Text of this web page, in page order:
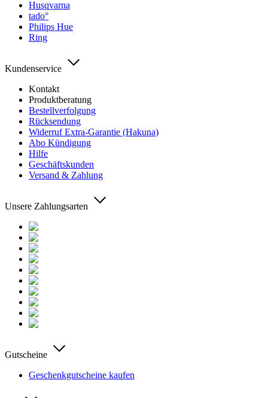
Husqvarna
tado°
Philips Hue
Ring
Kundenservice
Kontakt
Produktberatung
Bestellverfolgung
Rücksendung
Widerruf Extra-Garantie (Hakuna)
Abo Kündigung
Hilfe
Geschäftskunden
Versand & Zahlung
Unsere Zahlungsarten
Gutscheine
Geschenkgutscheine kaufen